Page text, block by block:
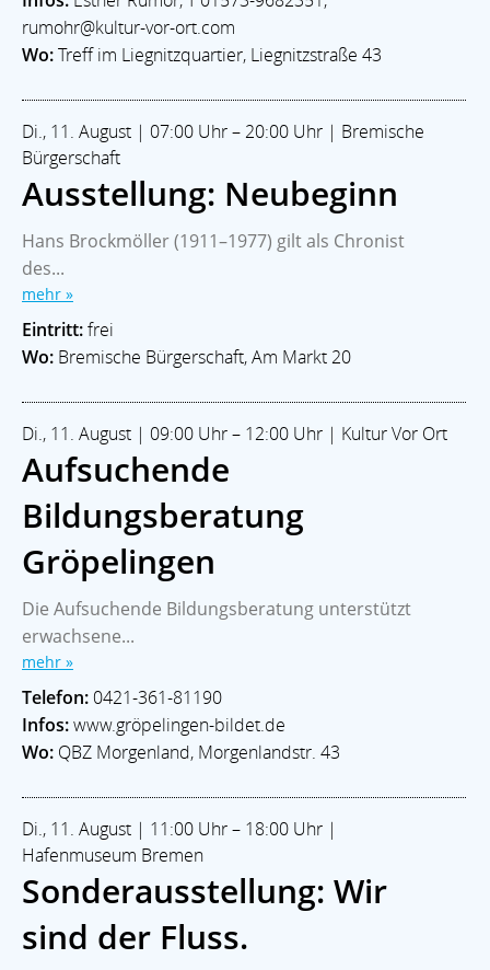
rumohr@kultur-vor-ort.com
Wo:Treff im Liegnitzquartier, Liegnitzstraße 43
Di., 11. August | 07:00 Uhr – 20:00 Uhr | Bremische
Bürgerschaft
Ausstellung: Neubeginn
Hans Brockmöller (1911–1977) gilt als Chronist
des...
mehr »
Eintritt:frei
Wo: Bremische Bürgerschaft, Am Markt 20
Di., 11. August | 09:00 Uhr – 12:00 Uhr | Kultur Vor Ort
Aufsuchende
Bildungsberatung
Gröpelingen
Die Aufsuchende Bildungsberatung unterstützt
erwachsene...
mehr »
Telefon: 0421-361-81190
Infos:www.gröpelingen-bildet.de
Wo: QBZ Morgenland, Morgenlandstr. 43
Di., 11. August | 11:00 Uhr – 18:00 Uhr |
Hafenmuseum Bremen
Sonderausstellung: Wir
sind der Fluss.